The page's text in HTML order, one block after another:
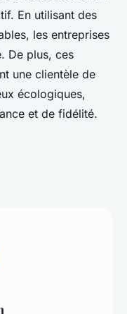
En utilisant des
les entreprises
De plus, ces
une clientèle de
écologiques,
et de fidélité.